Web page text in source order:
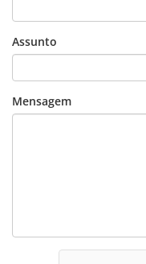
Assunto
Mensagem